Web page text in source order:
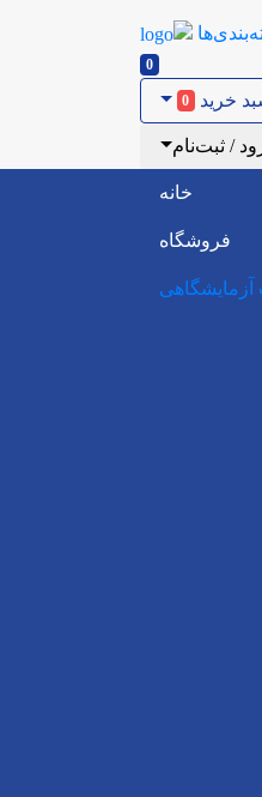
0
خرید 0
/ ثبت‌نام
خانه
فروشگاه